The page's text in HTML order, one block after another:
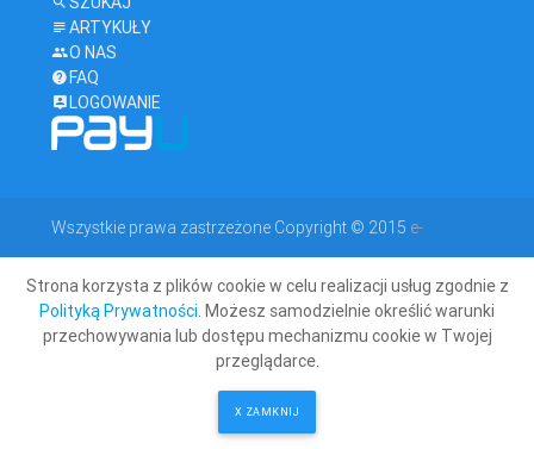
ARTYKUŁY
O NAS
FAQ
LOGOWANIE
Wszystkie prawa zastrzeżone Copyright © 2015 e-
geodeta.com
Strona korzysta z plików cookie w celu realizacji usług zgodnie z
Polityką Prywatności. Możesz samodzielnie określić warunki
przechowywania lub dostępu mechanizmu cookie w Twojej
przeglądarce.
X ZAMKNIJ